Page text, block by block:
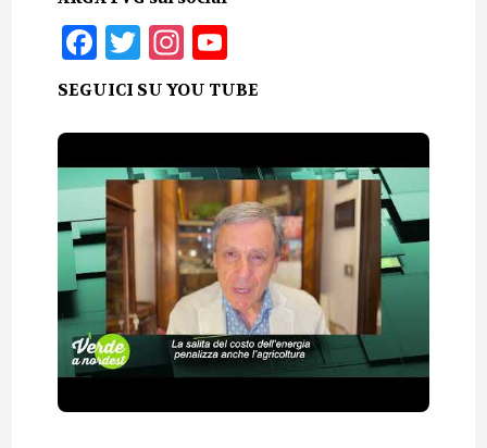
Facebook
Twitter
Instagram
YouTube
SEGUICI SU YOU TUBE